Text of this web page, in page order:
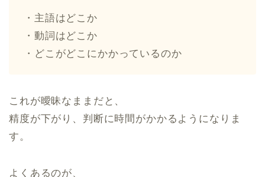
・主語はどこか
・動詞はどこか
・どこがどこにかかっているのか
これが曖昧なままだと、
精度が下がり、判断に時間がかかるようになりま
す。
よくあるのが、